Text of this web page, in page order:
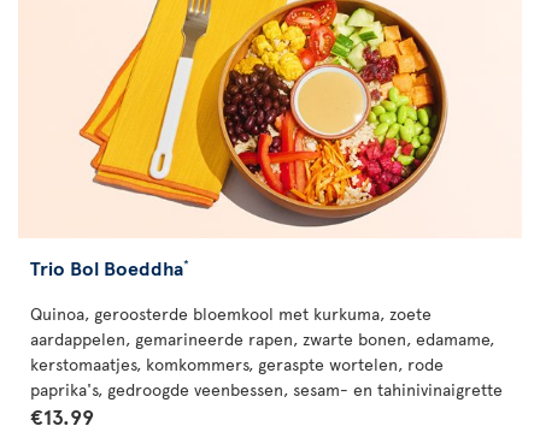
Trio Bol Boeddha*
Quinoa, geroosterde bloemkool met kurkuma, zoete
aardappelen, gemarineerde rapen, zwarte bonen, edamame,
kerstomaatjes, komkommers, geraspte wortelen, rode
paprika's, gedroogde veenbessen, sesam- en tahinivinaigrette
€13.99